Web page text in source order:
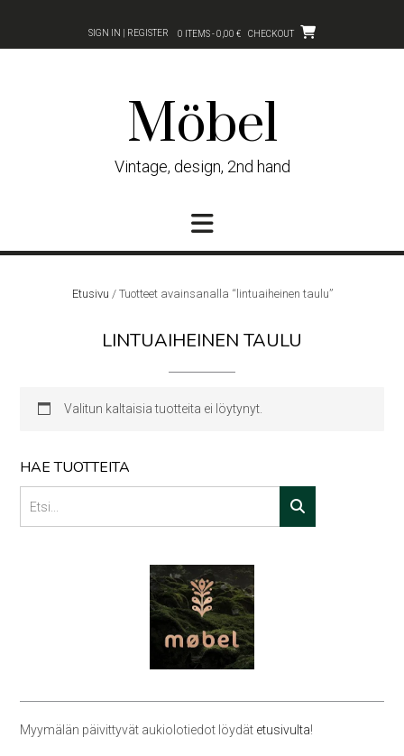
content
SIGN IN | REGISTER 0 ITEMS - 0,00 € CHECKOUT
Möbel
Vintage, design, 2nd hand
Etusivu / Tuotteet avainsanalla “lintuaiheinen taulu”
LINTUAIHEINEN TAULU
Valitun kaltaisia tuotteita ei löytynyt.
HAE TUOTTEITA
Myymälän päivittyvät aukiolotiedot löydät etusivulta!